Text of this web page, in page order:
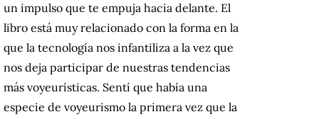
un impulso que te empuja hacia delante. El
libro está muy relacionado con la forma en la
que la tecnología nos infantiliza a la vez que
nos deja participar de nuestras tendencias
más voyeurísticas. Sentí que había una
especie de voyeurismo la primera vez que la